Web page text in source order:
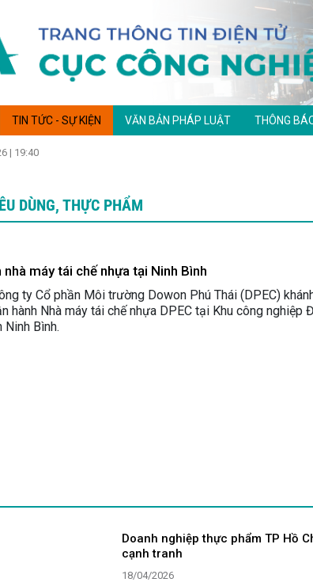
TIN TỨC - SỰ KIỆN VĂN BẢN PHÁP LUẬT THÔNG
| 19:40
DÙNG, THỰC PHẨM
nhà máy tái chế nhựa tại Ninh Bình
ty Cổ phần Môi trường Dowon Phú Thái (DPEC)
hành Nhà máy tái chế nhựa DPEC tại Khu công nghiệp
Ninh Bình.
Doanh nghiệp thực phẩm TP Hồ
cạnh tranh
18/04/2026